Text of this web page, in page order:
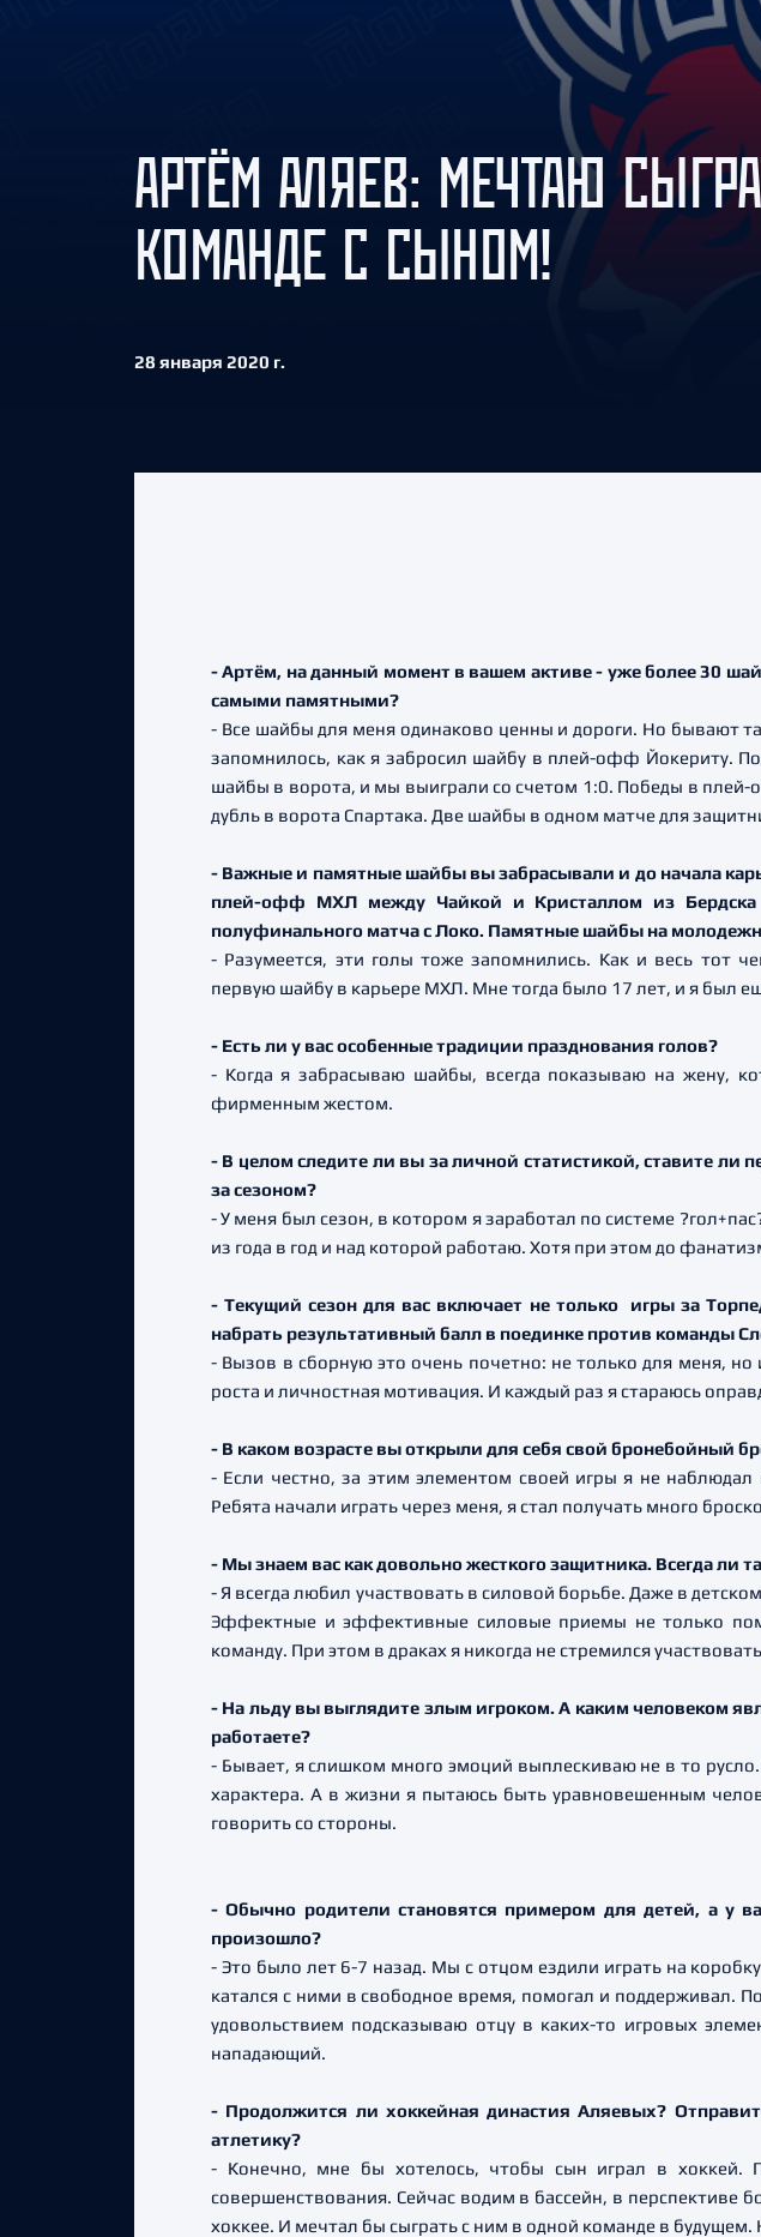
Амур
Барыс
Салават Юлаев
Сибирь
АРТЁМ АЛЯЕВ: МЕЧТАЮ
КОМАНДЕ С СЫНОМ!
28 января 2020 г.
- Артём, на данный момент в вашем активе - уже более 30
самыми памятными?
- Все шайбы для меня одинаково ценны и дороги. Но бывают
запомнилось, как я забросил шайбу в плей-офф Йокериту.
шайбы в ворота, и мы выиграли со счетом 1:0. Победы в
дубль в ворота Спартака. Две шайбы в одном матче для
- Важные и памятные шайбы вы забрасывали и до начала
плей-офф МХЛ между Чайкой и Кристаллом из Бердска
полуфинального матча с Локо. Памятные шайбы на
- Разумеется, эти голы тоже запомнились. Как и весь тот
первую шайбу в карьере МХЛ. Мне тогда было 17 лет, и я был
- Есть ли у вас особенные традиции празднования голов?
- Когда я забрасываю шайбы, всегда показываю на жену,
фирменным жестом.
- В целом следите ли вы за личной статистикой, ставите ли
за сезоном?
- У меня был сезон, в котором я заработал по системе
из года в год и над которой работаю. Хотя при этом до
- Текущий сезон для вас включает не только игры за
набрать результативный балл в поединке против команды
- Вызов в сборную это очень почетно: не только для меня,
роста и личностная мотивация. И каждый раз я стараюсь
- В каком возрасте вы открыли для себя свой бронебойный
- Если честно, за этим элементом своей игры я не
Ребята начали играть через меня, я стал получать много
- Мы знаем вас как довольно жесткого защитника. Всегда ли
- Я всегда любил участвовать в силовой борьбе. Даже в
Эффектные и эффективные силовые приемы не только
команду. При этом в драках я никогда не стремился
- На льду вы выглядите злым игроком. А каким человеком
работаете?
- Бывает, я слишком много эмоций выплескиваю не в то
характера. А в жизни я пытаюсь быть уравновешенным
говорить со стороны.
- Обычно родители становятся примером для детей, а у
произошло?
- Это было лет 6-7 назад. Мы с отцом ездили играть на
катался с ними в свободное время, помогал и поддерживал.
удовольствием подсказываю отцу в каких-то игровых
нападающий.
- Продолжится ли хоккейная династия Аляевых?
атлетику?
- Конечно, мне бы хотелось, чтобы сын играл в хоккей.
совершенствования. Сейчас водим в бассейн, в перспективе
хоккее. И мечтал бы сыграть с ним в одной команде в будущем.